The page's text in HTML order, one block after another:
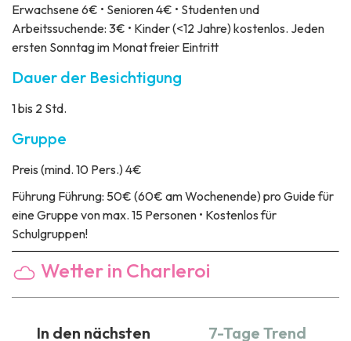
Erwachsene 6€ • Senioren 4€ • Studenten und
Arbeitssuchende: 3€ • Kinder (<12 Jahre) kostenlos. Jeden
ersten Sonntag im Monat freier Eintritt
Dauer der Besichtigung
1 bis 2 Std.
Gruppe
Preis (mind. 10 Pers.) 4€
Führung Führung: 50€ (60€ am Wochenende) pro Guide für
eine Gruppe von max. 15 Personen • Kostenlos für
Schulgruppen!
Wetter in Charleroi
In den nächsten
7-Tage Trend